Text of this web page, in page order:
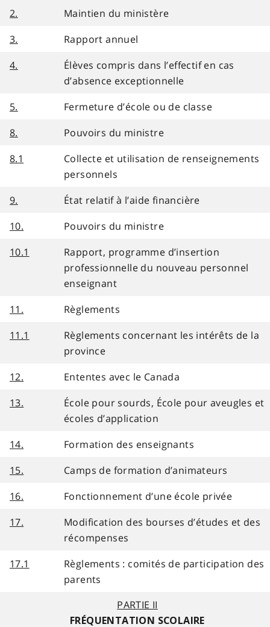
2.
Maintien du ministère
3.
Rapport annuel
4.
Élèves compris dans l’effectif en cas
d’absence exceptionnelle
5.
Fermeture d’école ou de classe
8.
Pouvoirs du ministre
8.1
Collecte et utilisation de renseignements
personnels
9.
État relatif à l’aide financière
10.
Pouvoirs du ministre
10.1
Rapport, programme d’insertion
professionnelle du nouveau personnel
enseignant
11.
Règlements
11.1
Règlements concernant les intérêts de la
province
12.
Ententes avec le Canada
13.
École pour sourds, École pour aveugles et
écoles d’application
14.
Formation des enseignants
15.
Camps de formation d’animateurs
16.
Fonctionnement d’une école privée
17.
Modification des bourses d’études et des
récompenses
17.1
Règlements : comités de participation des
parents
PARTIE II
FRÉQUENTATION SCOLAIRE